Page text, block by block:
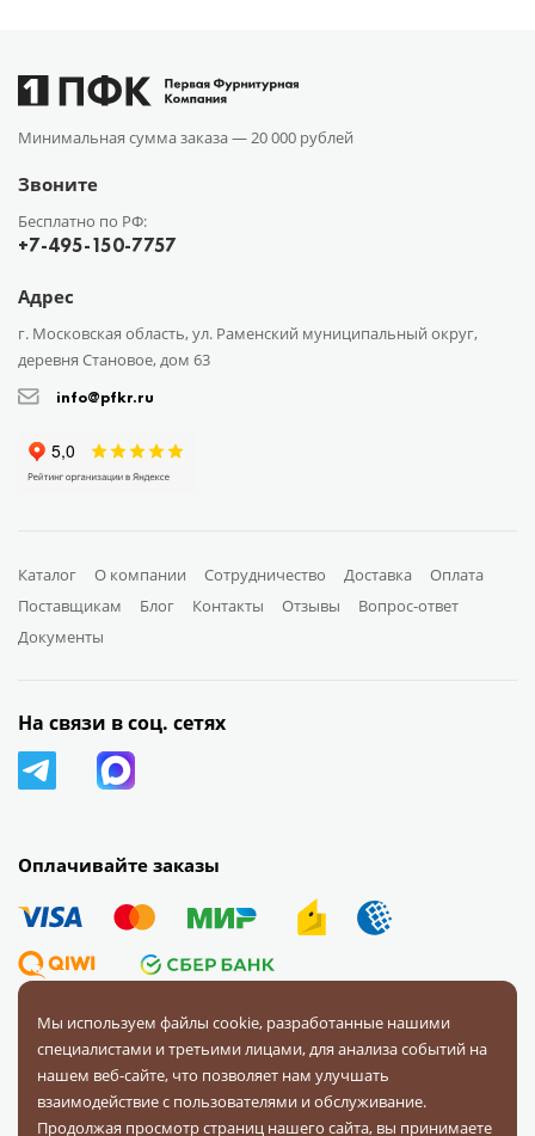
Минимальная сумма заказа — 20 000 рублей
Звоните
Бесплатно по РФ:
+7-495-150-7757
Адрес
г. Московская область, ул. Раменский муниципальный округ,
деревня Становое, дом 63
info@pfkr.ru
Каталог О компании Сотрудничество Доставка
Оплата
Поставщикам
Блог Контакты Отзывы
Вопрос-ответ
Документы
Оплачивайте заказы
На связи в соц. сетях
© 2008 — 2026 Первая Фурнитурная Компания.Все права
защищены.
Мы используем файлы cookie, разработанные нашими
специалистами и третьими лицами, для анализа событий на
нашем веб-сайте, что позволяет нам улучшать
взаимодействие с пользователями и обслуживание.
Продолжая просмотр страниц нашего сайта, вы принимаете